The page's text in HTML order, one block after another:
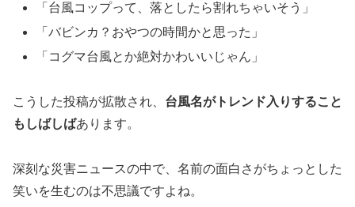
「台風コップって、落としたら割れちゃいそう」
「バビンカ？おやつの時間かと思った」
「コグマ台風とか絶対かわいいじゃん」
こうした投稿が拡散され、 台風名がトレンド入りすること
もしばしばあります。
深刻な災害ニュースの中で、名前の面白さがちょっとした
笑いを生むのは不思議ですよね。